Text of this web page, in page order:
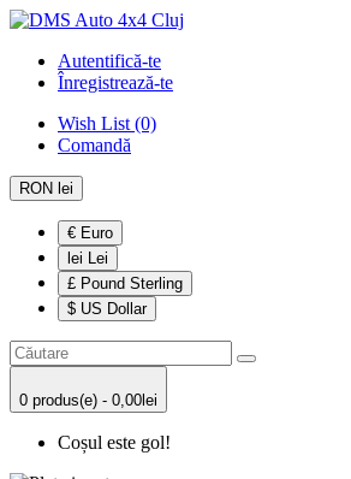
Autentifică-te
Înregistrează-te
Wish List (0)
Comandă
RON lei
€ Euro
lei Lei
£ Pound Sterling
$ US Dollar
0 produs(e) - 0,00lei
Coșul este gol!